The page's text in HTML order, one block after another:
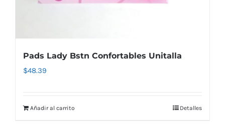
Pads Lady Bstn Confortables Unitalla
$48.39
Añadir al carrito Detalles